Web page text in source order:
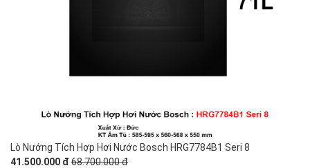
Lò Nướng Tích Hợp Hơi Nước Bosch HRG7784B1 Seri 8
41.500.000 đ 68.700.000 đ